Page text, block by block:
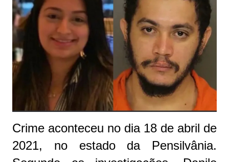
Crime aconteceu no dia 18 de abril de
2021, no estado da Pensilvânia.